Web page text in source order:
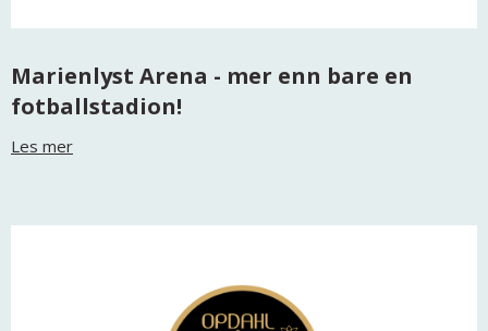
Marienlyst Arena - mer enn bare en
fotballstadion!
Les mer